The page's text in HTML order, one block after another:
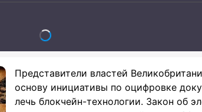
Представители властей
основу инициативы по оцифровке
лечь блокчейн-технологии. Закон об